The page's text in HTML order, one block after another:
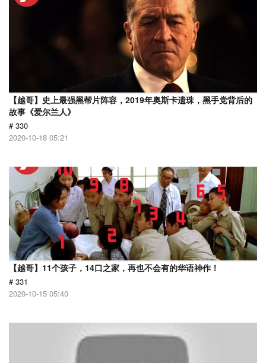
【越哥】史上最强黑帮片阵容，2019年奥斯卡遗珠，黑手党背后的
故事《爱尔兰人》
# 330
2020-10-18 05:21
【越哥】11个孩子，14口之家，再也不会有的华语神作！
# 331
2020-10-15 05:40